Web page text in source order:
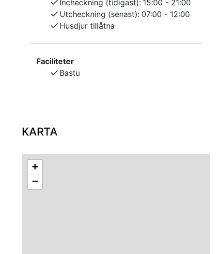
Incheckning (tidigast): 15:00 - 21:00
Utcheckning (senast): 07:00 - 12:00
Husdjur tillåtna
Faciliteter
Bastu
KARTA
+
−